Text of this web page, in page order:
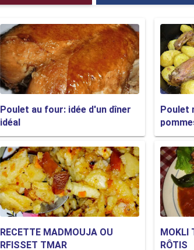
Poulet
Poulet au four: idée d'un dîner
idéal
MOKLI
RÔTIS
RECETTE MADMOUJA OU
RFISSET TMAR